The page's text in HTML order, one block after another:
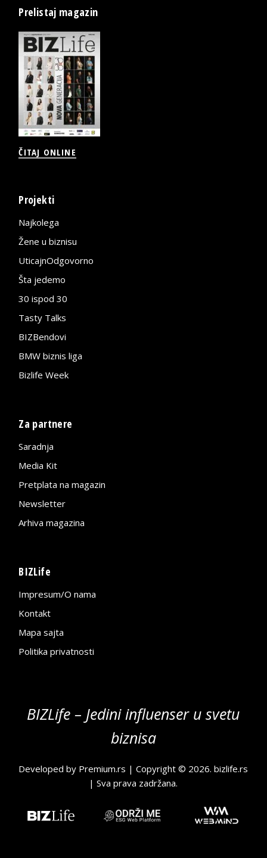
Prelistaj magazin
ČITAJ ONLINE
Projekti
Najkolega
Žene u biznisu
UticajnOdgovorno
Šta jedemo
30 ispod 30
Tasty Talks
BIZBendovi
BMW biznis liga
Bizlife Week
Za partnere
Saradnja
Media Kit
Pretplata na magazin
Newsletter
Arhiva magazina
BIZLife
Impresum/O nama
Kontakt
Mapa sajta
Politika privatnosti
BIZLife – Jedini influenser u svetu
biznisa
Developed by Premium.rs | Copyright © 2026.bizlife.rs
| Sva prava zadržana.